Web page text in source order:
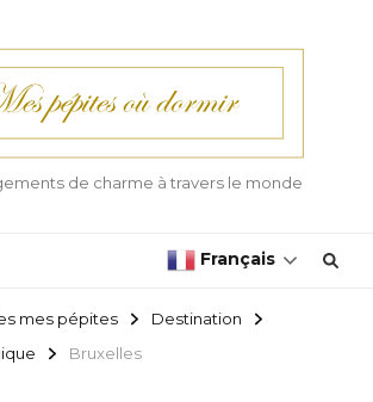
de charme à travers le monde
Français
mes pépites
Destination
Bruxelles